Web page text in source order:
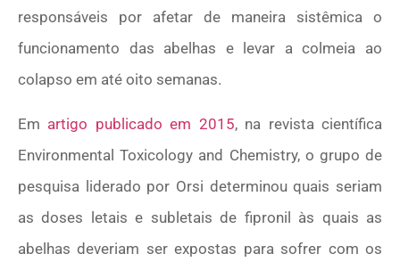
responsáveis por afetar de maneira sistêmica o
funcionamento das abelhas e levar a colmeia ao
colapso em até oito semanas.
Em artigo publicado em 2015, na revista científica
Environmental Toxicology and Chemistry, o grupo de
pesquisa liderado por Orsi determinou quais seriam
as doses letais e subletais de fipronil às quais as
abelhas deveriam ser expostas para sofrer com os